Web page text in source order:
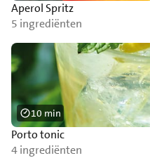
Aperol Spritz
5 ingrediënten
Porto tonic
4 ingrediënten
10 min